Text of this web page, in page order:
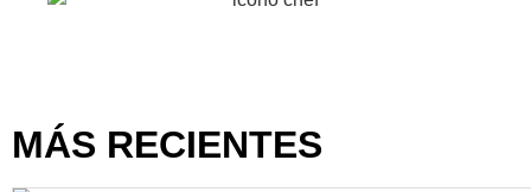
MÁS RECIENTES